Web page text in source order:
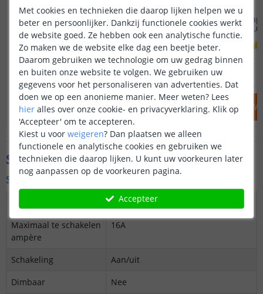
Slimme temperatuursensor
Zigbee 3.0
OP VOORRAAD 12,95
IN WINKELWAGEN
Slimme
Zigbee
OP VOORRAAD
IN
Specificaties
Slimme stekker
Wifi (2,4 GHz)
Maximaal te schakelen
ampère
16A
Schakeling
Aan/uit
Dimbaar
Nee
Met cookies en technieken die daarop lijken helpen we u
beter en persoonlijker. Dankzij functionele cookies werkt
de website goed. Ze hebben ook een analytische functie.
Zo maken we de website elke dag een beetje beter.
Daarom gebruiken we technologie om uw gedrag binnen
en buiten onze website te volgen. We gebruiken uw
gegevens voor het personaliseren van advertenties. Dat
doen we op een anonieme manier. Meer weten? Lees
hier alles over onze cookie- en privacyverklaring. Klik op
'Accepteer' om te accepteren.
Kiest u voor weigeren? Dan plaatsen we alleen
functionele en analytische cookies en gebruiken we
technieken die daarop lijken. U kunt uw voorkeuren later
nog aanpassen op de voorkeuren pagina.
Accepteer